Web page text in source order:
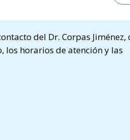
del Dr. Corpas Jiménez,
los horarios de atención y las